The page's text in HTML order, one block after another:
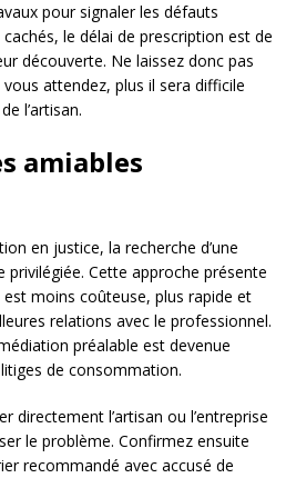
pour signaler les défauts
le délai de prescription est de
découverte. Ne laissez donc pas
attendez, plus il sera difficile
l’artisan.
amiables
en justice, la recherche d’une
Cette approche présente
moins coûteuse, plus rapide et
relations avec le professionnel.
préalable est devenue
de consommation.
directement l’artisan ou l’entreprise
le problème. Confirmez ensuite
recommandé avec accusé de